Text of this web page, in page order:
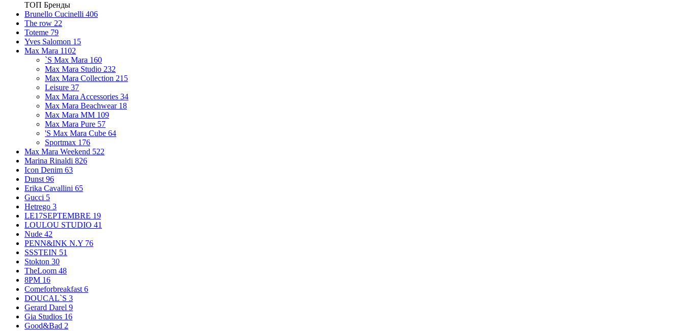
ТОП Бренды
Brunello Cucinelli 406
The row 22
Toteme 79
Yves Salomon 15
Max Mara 1102
`S Max Mara 160
Max Mara Studio 232
Max Mara Collection 215
Leisure 37
Max Mara Accessories 34
Max Mara Beachwear 18
Max Mara MM 109
Max Mara Pure 57
'S Max Mara Cube 64
Sportmax 176
Max Mara Weekend 522
Marina Rinaldi 826
Icon Denim 63
Dunst 96
Erika Cavallini 65
Gucci 5
Hetrego 3
LE17SEPTEMBRE 19
LOULOU STUDIO 41
Nude 42
PENN&INK N.Y 76
SSSTEIN 51
Stokton 30
TheLoom 48
8PM 16
Comeforbreakfast 6
DOUCAL`S 3
Gerard Darel 9
Gia Studios 16
Good&Bad 2